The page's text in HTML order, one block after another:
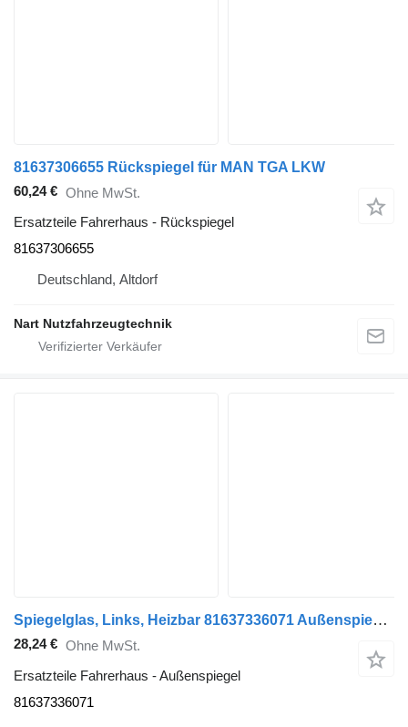
81637306655 Rückspiegel für MAN TGA LKW
60,24 € Ohne MwSt.
Ersatzteile Fahrerhaus - Rückspiegel
81637306655
Deutschland, Altdorf
Nart Nutzfahrzeugtechnik
Spiegelglas, Links, Heizbar 81637336071 Außenspiegel für MAN TGX LKW
28,24 € Ohne MwSt.
Ersatzteile Fahrerhaus - Außenspiegel
81637336071